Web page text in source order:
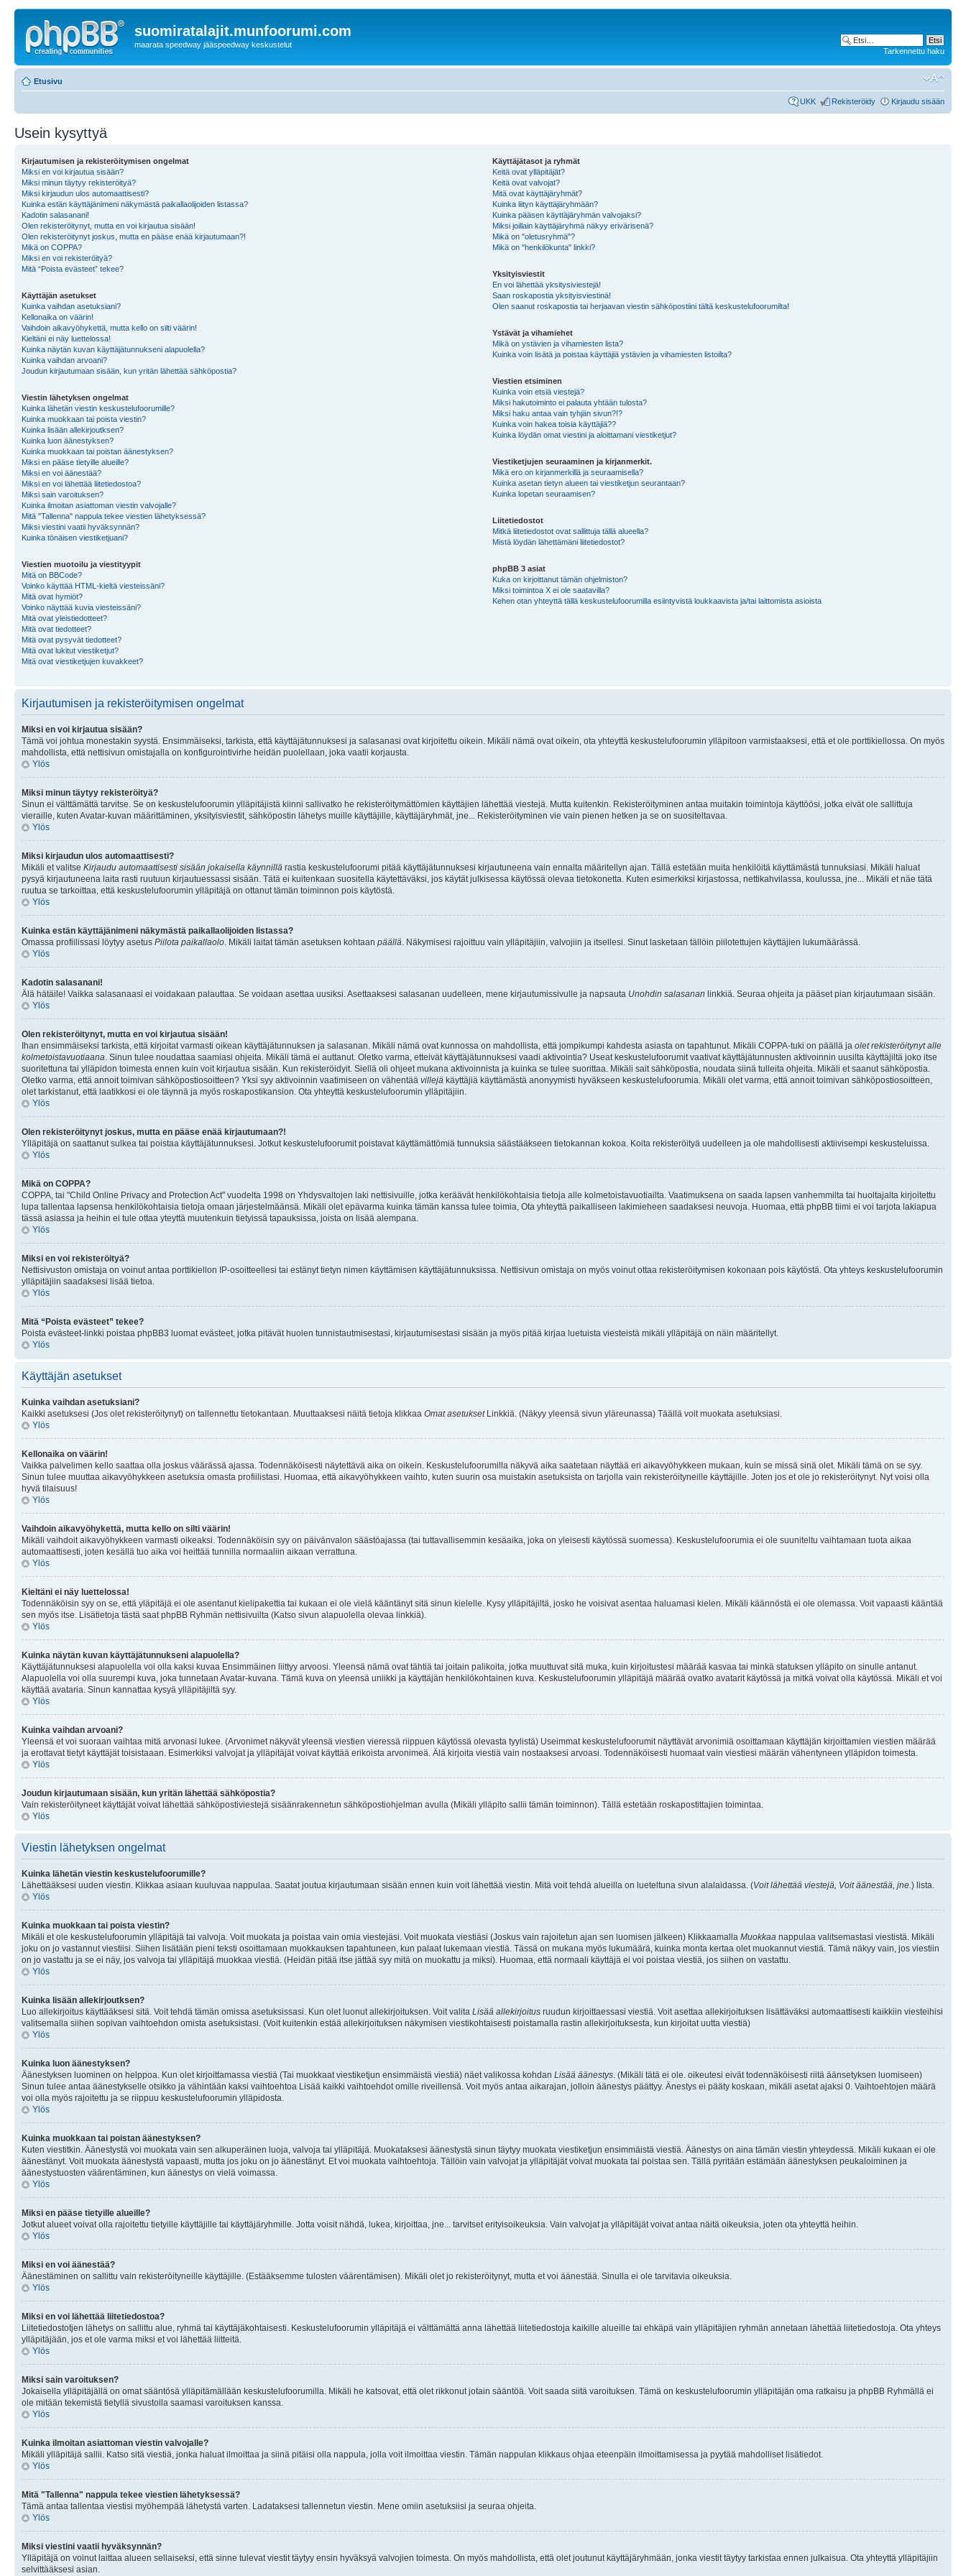
suomiratalajit.munfoorumi.com
maarata speedway jääspeedway keskustelut
Tarkennettu haku
Etusivu
UKK Rekisteröidy Kirjaudu sisään
Usein kysyttyä
Kirjautumisen ja rekisteröitymisen ongelmat
Miksi en voi kirjautua sisään?
Miksi minun täytyy rekisteröityä?
Miksi kirjaudun ulos automaattisesti?
Kuinka estän käyttäjänimeni näkymästä paikallaolijoiden listassa?
Kadotin salasanani!
Olen rekisteröitynyt, mutta en voi kirjautua sisään!
Olen rekisteröitynyt joskus, mutta en pääse enää kirjautumaan?!
Mikä on COPPA?
Miksi en voi rekisteröityä?
Mitä “Poista evästeet” tekee?
Käyttäjän asetukset
Kuinka vaihdan asetuksiani?
Kellonaika on väärin!
Vaihdoin aikavyöhykettä, mutta kello on silti väärin!
Kieltäni ei näy luettelossa!
Kuinka näytän kuvan käyttäjätunnukseni alapuolella?
Kuinka vaihdan arvoani?
Joudun kirjautumaan sisään, kun yritän lähettää sähköpostia?
Viestin lähetyksen ongelmat
Kuinka lähetän viestin keskustelufoorumille?
Kuinka muokkaan tai poista viestin?
Kuinka lisään allekirjoutksen?
Kuinka luon äänestyksen?
Kuinka muokkaan tai poistan äänestyksen?
Miksi en pääse tietyille alueille?
Miksi en voi äänestää?
Miksi en voi lähettää liitetiedostoa?
Miksi sain varoituksen?
Kuinka ilmoitan asiattoman viestin valvojalle?
Mitä "Tallenna" nappula tekee viestien lähetyksessä?
Miksi viestini vaatii hyväksynnän?
Kuinka tönäisen viestiketjuani?
Viestien muotoilu ja viestityypit
Mitä on BBCode?
Voinko käyttää HTML-kieltä viesteissäni?
Mitä ovat hymiöt?
Voinko näyttää kuvia viesteissäni?
Mitä ovat yleistiedotteet?
Mitä ovat tiedotteet?
Mitä ovat pysyvät tiedotteet?
Mitä ovat lukitut viestiketjut?
Mitä ovat viestiketjujen kuvakkeet?
Käyttäjätasot ja ryhmät
Keitä ovat ylläpitäjät?
Keitä ovat valvojat?
Mitä ovat käyttäjäryhmät?
Kuinka liityn käyttäjäryhmään?
Kuinka pääsen käyttäjäryhmän valvojaksi?
Miksi joillain käyttäjäryhmä näkyy erivärisenä?
Mikä on "oletusryhmä"?
Mikä on "henkilökunta" linkki?
Yksityisviestit
En voi lähettää yksitysiviestejä!
Saan roskapostia yksityisviestinä!
Olen saanut roskapostia tai herjaavan viestin sähköpostiini tältä keskustelufoorumilta!
Ystävät ja vihamiehet
Mikä on ystävien ja vihamiesten lista?
Kuinka voin lisätä ja poistaa käyttäjiä ystävien ja vihamiesten listoilta?
Viestien etsiminen
Kuinka voin etsiä viestejä?
Miksi hakutoiminto ei palauta yhtään tulosta?
Miksi haku antaa vain tyhjän sivun?!?
Kuinka voin hakea toisia käyttäjiä??
Kuinka löydän omat viestini ja aloittamani viestiketjut?
Viestiketjujen seuraaminen ja kirjanmerkit.
Mikä ero on kirjanmerkillä ja seuraamisella?
Kuinka asetan tietyn alueen tai viestiketjun seurantaan?
Kuinka lopetan seuraamisen?
Liitetiedostot
Mitkä liitetiedostot ovat sallittuja tällä alueella?
Mistä löydän lähettämäni liitetiedostot?
phpBB 3 asiat
Kuka on kirjoittanut tämän ohjelmiston?
Miksi toimintoa X ei ole saatavilla?
Kehen otan yhteyttä tällä keskustelufoorumilla esiintyvistä loukkaavista ja/tai laittomista asioista
Kirjautumisen ja rekisteröitymisen ongelmat
Miksi en voi kirjautua sisään?
Tämä voi johtua monestakin syystä. Ensimmäiseksi, tarkista, että käyttäjätunnuksesi ja salasanasi ovat kirjoitettu oikein. Mikäli nämä ovat oikein, ota yhteyttä keskustelufoorumin ylläpitoon varmistaaksesi, että et ole porttikiellossa. On myös
mahdollista, että nettisivun omistajalla on konfigurointivirhe heidän puolellaan, joka vaatii korjausta.
Ylös
Miksi minun täytyy rekisteröityä?
Sinun ei välttämättä tarvitse. Se on keskustelufoorumin ylläpitäjistä kiinni sallivatko he rekisteröitymättömien käyttäjien lähettää viestejä. Mutta kuitenkin. Rekisteröityminen antaa muitakin toimintoja käyttöösi, jotka eivät ole sallittuja
vieraille, kuten Avatar-kuvan määrittäminen, yksityisviestit, sähköpostin lähetys muille käyttäjille, käyttäjäryhmät, jne... Rekisteröityminen vie vain pienen hetken ja se on suositeltavaa.
Ylös
Miksi kirjaudun ulos automaattisesti?
Mikäli et valitse Kirjaudu automaattisesti sisään jokaisella käynnillä rastia keskustelufoorumi pitää käyttäjätunnuksesi kirjautuneena vain ennalta määritellyn ajan. Tällä estetään muita henkilöitä käyttämästä tunnuksiasi. Mikäli haluat
pysyä kirjautuneena laita rasti ruutuun kirjautuessassi sisään. Tätä ei kuitenkaan suositella käytettäväksi, jos käytät julkisessa käytössä olevaa tietokonetta. Kuten esimerkiksi kirjastossa, nettikahvilassa, koulussa, jne... Mikäli et näe tätä
ruutua se tarkoittaa, että keskustelufoorumin ylläpitäjä on ottanut tämän toiminnon pois käytöstä.
Ylös
Kuinka estän käyttäjänimeni näkymästä paikallaolijoiden listassa?
Omassa profiilissasi löytyy asetus Piilota paikallaolo . Mikäli laitat tämän asetuksen kohtaan päällä . Näkymisesi rajoittuu vain ylläpitäjiin, valvojiin ja itsellesi. Sinut lasketaan tällöin piilotettujen käyttäjien lukumäärässä.
Ylös
Kadotin salasanani!
Älä hätäile! Vaikka salasanaasi ei voidakaan palauttaa. Se voidaan asettaa uusiksi. Asettaaksesi salasanan uudelleen, mene kirjautumissivulle ja napsauta Unohdin salasanan linkkiä. Seuraa ohjeita ja pääset pian kirjautumaan sisään.
Ylös
Olen rekisteröitynyt, mutta en voi kirjautua sisään!
Ihan ensimmäiseksi tarkista, että kirjoitat varmasti oikean käyttäjätunnuksen ja salasanan. Mikäli nämä ovat kunnossa on mahdollista, että jompikumpi kahdesta asiasta on tapahtunut. Mikäli COPPA-tuki on päällä ja olet rekisteröitynyt alle
kolmetoistavuotiaana . Sinun tulee noudattaa saamiasi ohjeita. Mikäli tämä ei auttanut. Oletko varma, etteivät käyttäjätunnuksesi vaadi aktivointia? Useat keskustelufoorumit vaativat käyttäjätunnusten aktivoinnin uusilta käyttäjiltä joko itse
suoritettuna tai ylläpidon toimesta ennen kuin voit kirjautua sisään. Kun rekisteröidyit. Siellä oli ohjeet mukana aktivoinnista ja kuinka se tulee suorittaa. Mikäli sait sähköpostia, noudata siinä tulleita ohjeita. Mikäli et saanut sähköpostia.
Oletko varma, että annoit toimivan sähköpostiosoitteen? Yksi syy aktivoinnin vaatimiseen on vähentää villejä käyttäjiä käyttämästä anonyymisti hyväkseen keskustelufoorumia. Mikäli olet varma, että annoit toimivan sähköpostiosoitteen,
olet tarkistanut, että laatikkosi ei ole täynnä ja myös roskapostikansion. Ota yhteyttä keskustelufoorumin ylläpitäjiin.
Ylös
Olen rekisteröitynyt joskus, mutta en pääse enää kirjautumaan?!
Ylläpitäjä on saattanut sulkea tai poistaa käyttäjätunnuksesi. Jotkut keskustelufoorumit poistavat käyttämättömiä tunnuksia säästääkseen tietokannan kokoa. Koita rekisteröityä uudelleen ja ole mahdollisesti aktiivisempi keskusteluissa.
Ylös
Mikä on COPPA?
COPPA, tai "Child Online Privacy and Protection Act" vuodelta 1998 on Yhdysvaltojen laki nettisivuille, jotka keräävät henkilökohtaisia tietoja alle kolmetoistavuotiailta. Vaatimuksena on saada lapsen vanhemmilta tai huoltajalta kirjoitettu
lupa tallentaa lapsensa henkilökohtaisia tietoja omaan järjestelmäänsä. Mikäli olet epävarma kuinka tämän kanssa tulee toimia, Ota yhteyttä paikalliseen lakimieheen saadaksesi neuvoja. Huomaa, että phpBB tiimi ei voi tarjota lakiapua
tässä asiassa ja heihin ei tule ottaa yteyttä muutenkuin tietyissä tapauksissa, joista on lisää alempana.
Ylös
Miksi en voi rekisteröityä?
Nettisivuston omistaja on voinut antaa porttikiellon IP-osoitteellesi tai estänyt tietyn nimen käyttämisen käyttäjätunnuksissa. Nettisivun omistaja on myös voinut ottaa rekisteröitymisen kokonaan pois käytöstä. Ota yhteys keskustelufoorumin
ylläpitäjiin saadaksesi lisää tietoa.
Ylös
Mitä “Poista evästeet” tekee?
Poista evästeet-linkki poistaa phpBB3 luomat evästeet, jotka pitävät huolen tunnistautmisestasi, kirjautumisestasi sisään ja myös pitää kirjaa luetuista viesteistä mikäli ylläpitäjä on näin määritellyt.
Ylös
Käyttäjän asetukset
Kuinka vaihdan asetuksiani?
Kaikki asetuksesi (Jos olet rekisteröitynyt) on tallennettu tietokantaan. Muuttaaksesi näitä tietoja klikkaa Omat asetuksetLinkkiä. (Näkyy yleensä sivun yläreunassa) Täällä voit muokata asetuksiasi.
Ylös
Kellonaika on väärin!
Vaikka palvelimen kello saattaa olla joskus väärässä ajassa. Todennäköisesti näytettävä aika on oikein. Keskustelufoorumilla näkyvä aika saatetaan näyttää eri aikavyöhykkeen mukaan, kuin se missä sinä olet. Mikäli tämä on se syy.
Sinun tulee muuttaa aikavyöhykkeen asetuksia omasta profiilistasi. Huomaa, että aikavyöhykkeen vaihto, kuten suurin osa muistakin asetuksista on tarjolla vain rekisteröityneille käyttäjille. Joten jos et ole jo rekisteröitynyt. Nyt voisi olla
hyvä tilaisuus!
Ylös
Vaihdoin aikavyöhykettä, mutta kello on silti väärin!
Mikäli vaihdoit aikavyöhykkeen varmasti oikeaksi. Todennäköisin syy on päivänvalon säästöajassa (tai tuttavallisemmin kesäaika, joka on yleisesti käytössä suomessa). Keskustelufoorumia ei ole suuniteltu vaihtamaan tuota aikaa
automaattisesti, joten kesällä tuo aika voi heittää tunnilla normaaliin aikaan verrattuna.
Ylös
Kieltäni ei näy luettelossa!
Todennäköisin syy on se, että yläpitäjä ei ole asentanut kielipakettia tai kukaan ei ole vielä kääntänyt sitä sinun kielelle. Kysy ylläpitäjiltä, josko he voisivat asentaa haluamasi kielen. Mikäli käännöstä ei ole olemassa. Voit vapaasti kääntää
sen myös itse. Lisätietoja tästä saat phpBB Ryhmän nettisivuilta (Katso sivun alapuolella olevaa linkkiä).
Ylös
Kuinka näytän kuvan käyttäjätunnukseni alapuolella?
Käyttäjätunnuksesi alapuolella voi olla kaksi kuvaa Ensimmäinen liittyy arvoosi. Yleensä nämä ovat tähtiä tai joitain palikoita, jotka muuttuvat sitä muka, kuin kirjoitustesi määrää kasvaa tai minkä statuksen ylläpito on sinulle antanut.
Alapuolella voi olla suurempi kuva, joka tunnetaan Avatar-kuvana. Tämä kuva on yleensä uniikki ja käyttäjän henkilökohtainen kuva. Keskustelufoorumin ylläpitäjä määrää ovatko avatarit käytössä ja mitkä voivat olla käytössä. Mikäli et voi
käyttää avataria. Sinun kannattaa kysyä ylläpitäjiltä syy.
Ylös
Kuinka vaihdan arvoani?
Yleensä et voi suoraan vaihtaa mitä arvonasi lukee. (Arvonimet näkyvät yleensä viestien vieressä riippuen käytössä olevasta tyylistä) Useimmat keskustelufoorumit näyttävät arvonimiä osoittamaan käyttäjän kirjoittamien viestien määrää
ja erottavat tietyt käyttäjät toisistaaan. Esimerkiksi valvojat ja ylläpitäjät voivat käyttää erikoista arvonimeä. Älä kirjoita viestiä vain nostaaksesi arvoasi. Todennäköisesti huomaat vain viestiesi määrän vähentyneen ylläpidon toimesta.
Ylös
Joudun kirjautumaan sisään, kun yritän lähettää sähköpostia?
Vain rekisteröityneet käyttäjät voivat lähettää sähköpostiviestejä sisäänrakennetun sähköpostiohjelman avulla (Mikäli ylläpito sallii tämän toiminnon). Tällä estetään roskapostittajien toimintaa.
Ylös
Viestin lähetyksen ongelmat
Kuinka lähetän viestin keskustelufoorumille?
Lähettääksesi uuden viestin. Klikkaa asiaan kuuluvaa nappulaa. Saatat joutua kirjautumaan sisään ennen kuin voit lähettää viestin. Mitä voit tehdä alueilla on lueteltuna sivun alalaidassa. (Voit lähettää viestejä, Voit äänestää, jne. ) lista.
Ylös
Kuinka muokkaan tai poista viestin?
Mikäli et ole keskustelufoorumin ylläpitäjä tai valvoja. Voit muokata ja poistaa vain omia viestejäsi. Voit muokata viestiäsi (Joskus vain rajoitetun ajan sen luomisen jälkeen) Klikkaamalla Muokkaa nappulaa valitsemastasi viestistä. Mikäli
joku on jo vastannut viestiisi. Siihen lisätään pieni teksti osoittamaan muokkauksen tapahtuneen, kun palaat lukemaan viestiä. Tässä on mukana myös lukumäärä, kuinka monta kertaa olet muokannut viestiä. Tämä näkyy vain, jos viestiin
on jo vastattu ja se ei näy, jos valvoja tai ylläpitäjä muokkaa viestiä. (Heidän pitää itse jättää syy mitä on muokattu ja miksi). Huomaa, että normaali käyttäjä ei voi poistaa viestiä, jos siihen on vastattu.
Ylös
Kuinka lisään allekirjoutksen?
Luo allekirjoitus käyttääksesi sitä. Voit tehdä tämän omissa asetuksissasi. Kun olet luonut allekirjoituksen. Voit valita Lisää allekirjoitus ruudun kirjoittaessasi viestiä. Voit asettaa allekirjoituksen lisättäväksi automaattisesti kaikkiin viesteihisi
valitsemalla siihen sopivan vaihtoehdon omista asetuksistasi. (Voit kuitenkin estää allekirjoituksen näkymisen viestikohtaisesti poistamalla rastin allekirjoituksesta, kun kirjoitat uutta viestiä)
Ylös
Kuinka luon äänestyksen?
Äänestyksen luominen on helppoa. Kun olet kirjoittamassa viestiä (Tai muokkaat viestiketjun ensimmäistä viestiä) näet valikossa kohdan Lisää äänestys . (Mikäli tätä ei ole. oikeutesi eivät todennäköisesti riitä äänsetyksen luomiseen)
Sinun tulee antaa äänestykselle otsikko ja vähintään kaksi vaihtoehtoa Lisää kaikki vaihtoehdot omille riveillensä. Voit myös antaa aikarajan, jolloin äänestys päättyy. Änestys ei pääty koskaan, mikäli asetat ajaksi 0. Vaihtoehtojen määrä
voi olla myös rajoitettu ja se riippuu keskustelufoorumin ylläpidosta.
Ylös
Kuinka muokkaan tai poistan äänestyksen?
Kuten viestitkin. Äänestystä voi muokata vain sen alkuperäinen luoja, valvoja tai ylläpitäjä. Muokataksesi äänestystä sinun täytyy muokata viestiketjun ensimmäistä viestiä. Äänestys on aina tämän viestin yhteydessä. Mikäli kukaan ei ole
äänestänyt. Voit muokata äänestystä vapaasti, mutta jos joku on jo äänestänyt. Et voi muokata vaihtoehtoja. Tällöin vain valvojat ja ylläpitäjät voivat muokata tai poistaa sen. Tällä pyritään estämään äänestyksen peukaloiminen ja
äänestystuosten väärentäminen, kun äänestys on vielä voimassa.
Ylös
Miksi en pääse tietyille alueille?
Jotkut alueet voivat olla rajoitettu tietyille käyttäjille tai käyttäjäryhmille. Jotta voisit nähdä, lukea, kirjoittaa, jne... tarvitset erityisoikeuksia. Vain valvojat ja ylläpitäjät voivat antaa näitä oikeuksia, joten ota yhteyttä heihin.
Ylös
Miksi en voi äänestää?
Äänestäminen on sallittu vain rekisteröityneille käyttäjille. (Estääksemme tulosten väärentämisen). Mikäli olet jo rekisteröitynyt, mutta et voi äänestää. Sinulla ei ole tarvitavia oikeuksia.
Ylös
Miksi en voi lähettää liitetiedostoa?
Liitetiedostotjen lähetys on sallittu alue, ryhmä tai käyttäjäkohtaisesti. Keskustelufoorumin ylläpitäjä ei välttämättä anna lähettää liitetiedostoja kaikille alueille tai ehkäpä vain ylläpitäjien ryhmän annetaan lähettää liitetiedostoja. Ota yhteys
ylläpitäjään, jos et ole varma miksi et voi lähettää liitteitä.
Ylös
Miksi sain varoituksen?
Jokaisella ylläpitäjällä on omat sääntösä ylläpitämällään keskustelufoorumilla. Mikäli he katsovat, että olet rikkonut jotain sääntöä. Voit saada siitä varoituksen. Tämä on keskustelufoorumin ylläpitäjän oma ratkaisu ja phpBB Ryhmällä ei
ole mitään tekemistä tietyllä sivustolla saamasi varoituksen kanssa.
Ylös
Kuinka ilmoitan asiattoman viestin valvojalle?
Mikäli ylläpitäjä sallii. Katso sitä viestiä, jonka haluat ilmoittaa ja siinä pitäisi olla nappula, jolla voit ilmoittaa viestin. Tämän nappulan klikkaus ohjaa eteenpäin ilmoittamisessa ja pyytää mahdolliset lisätiedot.
Ylös
Mitä "Tallenna" nappula tekee viestien lähetyksessä?
Tämä antaa tallentaa viestisi myöhempää lähetystä varten. Ladataksesi tallennetun viestin. Mene omiin asetuksiisi ja seuraa ohjeita.
Ylös
Miksi viestini vaatii hyväksynnän?
Ylläpitäjä on voinut laittaa alueen sellaiseksi, että sinne tulevat viestit täytyy ensin hyväksyä valvojien toimesta. On myös mahdollista, että olet joutunut käyttäjäryhmään, jonka viestit täytyy tarkistaa ennen julkaisua. Ota yhteyttä ylläpitäjiin
selvittääksesi asian.